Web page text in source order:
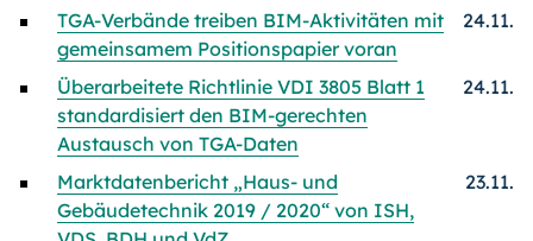
TGA-Verbände treiben BIM-Aktivitäten mit
gemeinsamem Positionspapier voran
24.11.
Überarbeitete Richtlinie VDI 3805 Blatt 1
standardisiert den BIM-gerechten
Austausch von TGA-Daten
24.11.
Marktdatenbericht „Haus- und
Gebäudetechnik 2019 / 2020“ von ISH,
23.11.